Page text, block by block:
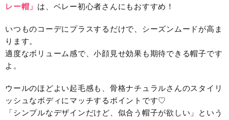
レー帽」 は、ベレー初心者さんにもおすすめ！
いつものコーデにプラスするだけで、シーズンムードが高ま
ります。
適度なボリューム感で、小顔見せ効果も期待できる帽子です
よ。
ウールのほどよい起毛感も、骨格ナチュラルさんのスタイリ
ッシュなボディにマッチするポイントです♡
「シンプルなデザインだけど、似合う帽子が欲しい」という